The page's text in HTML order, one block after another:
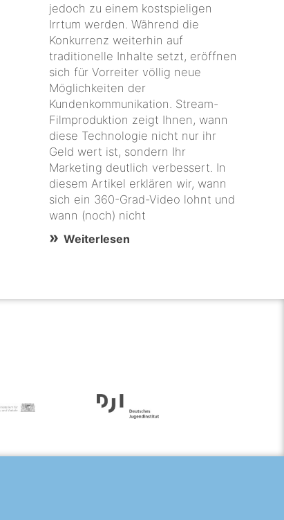
jedoch zu einem kostspieligen
Irrtum werden. Während die
Konkurrenz weiterhin auf
traditionelle Inhalte setzt, eröffnen
sich für Vorreiter völlig neue
Möglichkeiten der
Kundenkommunikation. Stream-
Filmproduktion zeigt Ihnen, wann
diese Technologie nicht nur ihr
Geld wert ist, sondern Ihr
Marketing deutlich verbessert. In
diesem Artikel erklären wir, wann
sich ein 360-Grad-Video lohnt und
wann (noch) nicht
Weiterlesen